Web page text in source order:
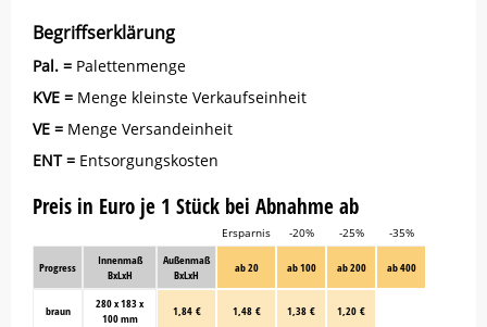
Begriffserklärung
Pal. = Palettenmenge
KVE = Menge kleinste Verkaufseinheit
VE = Menge Versandeinheit
ENT = Entsorgungskosten
Preis in Euro je 1 Stück bei Abnahme ab
Ersparnis -20% -25% -35%
Progress
Innenmaß
BxLxH
Außenmaß
BxLxH
ab 20 ab 100 ab 200 ab 400
braun
280 x 183 x
100 mm
1,84 € 1,48 € 1,38 € 1,20 €